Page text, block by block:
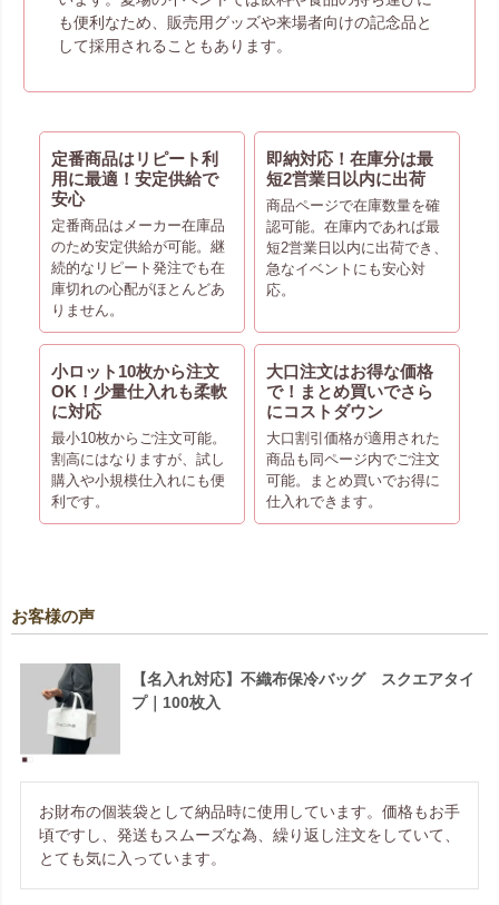
も便利なため、販売用グッズや来場者向けの記念品と
して採用されることもあります。
定番商品はリピート利
用に最適！安定供給で
安心
定番商品はメーカー在庫品
のため安定供給が可能。継
続的なリピート発注でも在
庫切れの心配がほとんどあ
りません。
即納対応！在庫分は最
短2営業日以内に出荷
商品ページで在庫数量を確
認可能。在庫内であれば最
短2営業日以内に出荷でき、
急なイベントにも安心対
応。
小ロット10枚から注文
OK！少量仕入れも柔軟
に対応
最小10枚からご注文可能。
割高にはなりますが、試し
購入や小規模仕入れにも便
利です。
大口注文はお得な価格
で！まとめ買いでさら
にコストダウン
大口割引価格が適用された
商品も同ページ内でご注文
可能。まとめ買いでお得に
仕入れできます。
お客様の声
【名入れ対応】不織布保冷バッグ スクエアタイ
プ｜100枚入
お財布の個装袋として納品時に使用しています。価格もお手
頃ですし、発送もスムーズな為、繰り返し注文をしていて、
とても気に入っています。